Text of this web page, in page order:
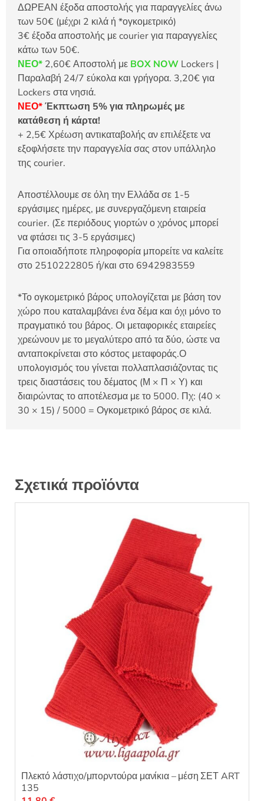
ΔΩΡΕΑΝ έξοδα αποστολής για παραγγελίες άνω
των 50€ (μέχρι 2 κιλά ή *ογκομετρικό)
3€ έξοδα αποστολής με courier για παραγγελίες
κάτω των 50€.
ΝΕΟ* 2,60€ Αποστολή με BOX NOW Lockers |
Παραλαβή 24/7 εύκολα και γρήγορα. 3,20€ για
Lockers στα νησιά.
ΝΕΟ*Έκπτωση 5% για πληρωμές με
κατάθεση ή κάρτα!
+ 2,5€ Χρέωση αντικαταβολής αν επιλέξετε να
εξοφλήσετε την παραγγελία σας στον υπάλληλο
της courier.
Αποστέλλουμε σε όλη την Ελλάδα σε 1-5
εργάσιμες ημέρες, με συνεργαζόμενη εταιρεία
courier. (Σε περιόδους γιορτών ο χρόνος μπορεί
να φτάσει τις 3-5 εργάσιμες)
Για οποιαδήποτε πληροφορία μπορείτε να καλείτε
στο 2510222805 ή/και στο 6942983559
*Το ογκομετρικό βάρος υπολογίζεται με βάση τον
χώρο που καταλαμβάνει ένα δέμα και όχι μόνο το
πραγματικό του βάρος. Οι μεταφορικές εταιρείες
χρεώνουν με το μεγαλύτερο από τα δύο, ώστε να
ανταποκρίνεται στο κόστος μεταφοράς.Ο
υπολογισμός του γίνεται πολλαπλασιάζοντας τις
τρεις διαστάσεις του δέματος (Μ × Π × Υ) και
διαιρώντας το αποτέλεσμα με το 5000. Πχ: (40 ×
30 × 15) / 5000 = Ογκομετρικό βάρος σε κιλά.
Σχετικά προϊόντα
Πλεκτό λάστιχο/μπορντούρα μανίκια – μέση ΣΕΤ ART
135